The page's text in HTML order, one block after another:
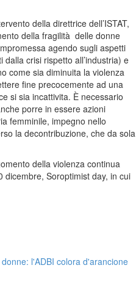
della direttrice dell’ISTAT,
della fragilità delle donne
agendo sugli aspetti
crisi rispetto all’industria) e
come sia diminuita la violenza
fine precocemente ad una
si sia incattivita. È necessario
porre in essere azioni
femminile, impegno nello
la decontribuzione, che da sola
della violenza continua
Soroptimist day, in cui
l'ADBI colora d'arancione